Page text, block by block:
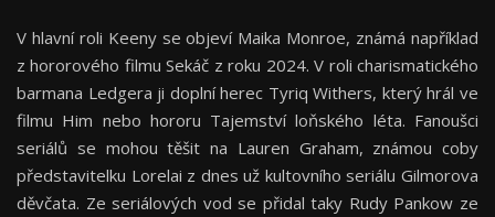
V hlavní roli Keeny se objeví Maika Monroe, známá například
z hororového filmu Sekáč z roku 2024. V roli charismatického
barmana Ledgera ji doplní herec Tyriq Withers, který hrál ve
filmu Him nebo hororu Tajemství loňského léta. Fanoušci
seriálů se mohou těšit na Lauren Graham, známou coby
představitelku Lorelai z dnes už kultovního seriálu Gilmorova
děvčata. Ze seriálových vod se přidal taky Rudy Pankow ze